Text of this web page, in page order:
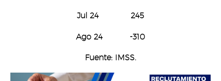
Jul 24 245
Ago 24 -310
Fuente: IMSS.